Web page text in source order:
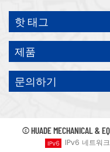
우리 회사는 보다 30 년 경
및 장비에 대한 최고의 부품
모터의 자체 핵심 프로세스
에너지 절약 및 환경 보호
드 공기 압축기를 기
핫 태그
제품
문의하기
© HUADE MECHANICAL &
IPv6 네트워